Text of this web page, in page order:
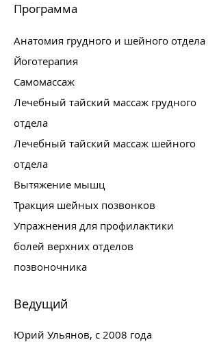
Программа
Анатомия грудного и шейного отдела
Йоготерапия
Самомассаж
Лечебный тайский массаж грудного
отдела
Лечебный тайский массаж шейного
отдела
Вытяжение мышц
Тракция шейных позвонков
Упражнения для профилактики
болей верхних отделов
позвоночника
Ведущий
Юрий Ульянов, с 2008 года